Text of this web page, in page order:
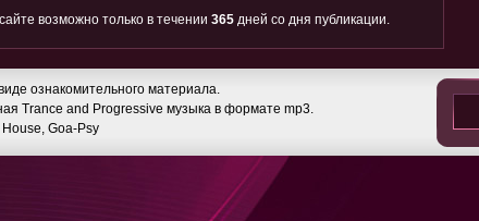
возможно только в течении 365 дней со дня публикации.
ознакомительного материала.
Trance and Progressive музыка в формате mp3.
Goa-Psy